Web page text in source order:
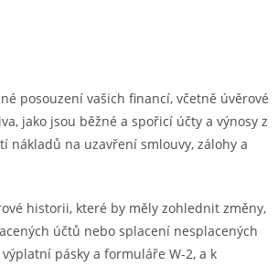
posouzení vašich financí, včetně úvěrové
jako jsou běžné a spořicí účty a výnosy z
nákladů na uzavření smlouvy, zálohy a
historii, které by měly zohlednit změny,
účtů nebo splacení nesplacených
pásky a formuláře W-2, a k